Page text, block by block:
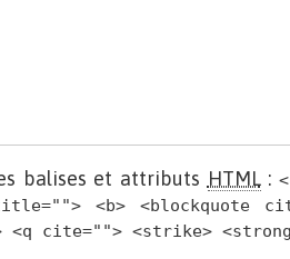
balises et attributs HTML:
<b> <blockquote
<q cite=""> <strike>